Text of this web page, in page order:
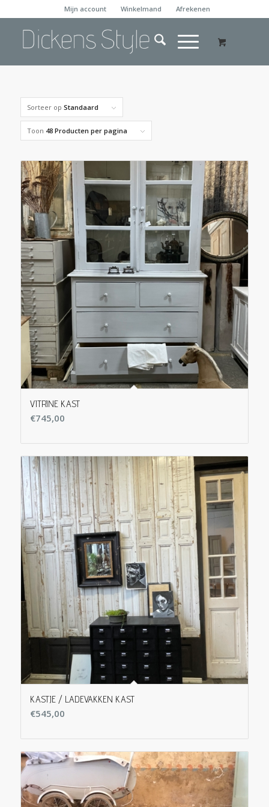
Mijn account Winkelmand Afrekenen
Sorteer op Standaard
Toon 48 Producten per pagina
VITRINE KAST
€745,00
KASTJE / LADEVAKKEN KAST
€545,00